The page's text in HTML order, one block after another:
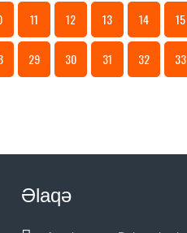
11 12 13 14 15
29 30 31 32 33
Əlaqə